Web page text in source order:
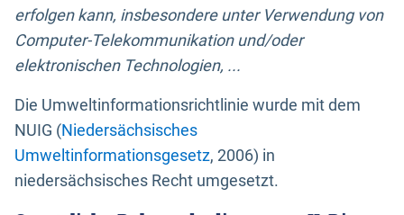
erfolgen kann, insbesondere unter Verwendung von
Computer-Telekommunikation und/oder
elektronischen Technologien, ...
Die Umweltinformationsrichtlinie wurde mit dem
NUIG (Niedersächsisches
Umweltinformationsgesetz, 2006) in
niedersächsisches Recht umgesetzt.